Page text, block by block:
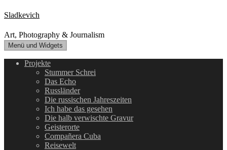
Zum
Inhalt
springen
Sladkevich
Art, Photography & Journalism
Menü und Widgets
Projekte
Stummer Schrei
Das Echo
Russländer
Die russischen Jahreszeiten
Ich habe das gesehen
Die halb verwischte Gravur
Geisterorte
Compañera Cuba
Reisewelt